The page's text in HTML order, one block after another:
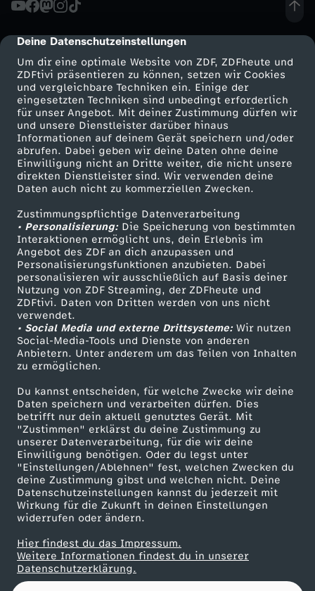
cmp-dialog-description
Deine Datenschutzeinstellungen
Um dir eine optimale Website von ZDF, ZDFheute und
ZDFtivi präsentieren zu können, setzen wir Cookies
und vergleichbare Techniken ein. Einige der
eingesetzten Techniken sind unbedingt erforderlich
für unser Angebot. Mit deiner Zustimmung dürfen wir
und unsere Dienstleister darüber hinaus
Informationen auf deinem Gerät speichern und/oder
abrufen. Dabei geben wir deine Daten ohne deine
Einwilligung nicht an Dritte weiter, die nicht unsere
direkten Dienstleister sind. Wir verwenden deine
Daten auch nicht zu kommerziellen Zwecken.
Zustimmungspflichtige Datenverarbeitung
• Personalisierung:Die Speicherung von bestimmten
Interaktionen ermöglicht uns, dein Erlebnis im
Angebot des ZDF an dich anzupassen und
Personalisierungsfunktionen anzubieten. Dabei
personalisieren wir ausschließlich auf Basis deiner
Nutzung von ZDF Streaming, der ZDFheute und
ZDFtivi. Daten von Dritten werden von uns nicht
verwendet.
• Social Media und externe Drittsysteme:Wir nutzen
Social-Media-Tools und Dienste von anderen
Anbietern. Unter anderem um das Teilen von Inhalten
zu ermöglichen.
Du kannst entscheiden, für welche Zwecke wir deine
Daten speichern und verarbeiten dürfen. Dies
betrifft nur dein aktuell genutztes Gerät. Mit
"Zustimmen" erklärst du deine Zustimmung zu
unserer Datenverarbeitung, für die wir deine
Einwilligung benötigen. Oder du legst unter
"Einstellungen/Ablehnen" fest, welchen Zwecken du
deine Zustimmung gibst und welchen nicht. Deine
Datenschutzeinstellungen kannst du jederzeit mit
Wirkung für die Zukunft in deinen Einstellungen
widerrufen oder ändern.
Hier findest du das Impressum.
Weitere Informationen findest du in unserer
Datenschutzerklärung.
m
2
.
O
k
t
o
b
e
r
2
0
2
5
Mehr ZDF
ZDF-Apps
Smart TV
ZDFtext
Livestreams
Sendungen A-Z
TV-Programm
Service
ZDFmitreden
Kontakt zum ZDF
Tickets
Zuschauerservice
Hilfe
ZDF Unternehmen
Karriere
ZDF goes Schule
Werbefernsehen
Mainzelmännchen
Partner